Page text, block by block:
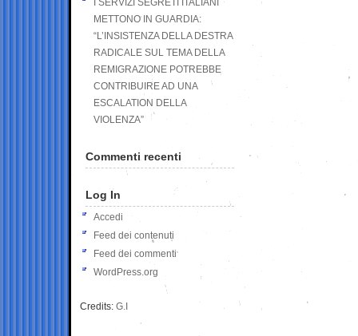
I SERVIZI SEGRETI ITALIANI
METTONO IN GUARDIA:
“L’INSISTENZA DELLA DESTRA
RADICALE SUL TEMA DELLA
REMIGRAZIONE POTREBBE
CONTRIBUIRE AD UNA
ESCALATION DELLA
VIOLENZA”
Commenti recenti
Log In
Accedi
Feed dei contenuti
Feed dei commenti
WordPress.org
Credits: G.I